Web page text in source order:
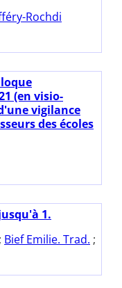
Rochdi
(en visio-
vigilance
des écoles
1.
; Bief Emilie. Trad. ;